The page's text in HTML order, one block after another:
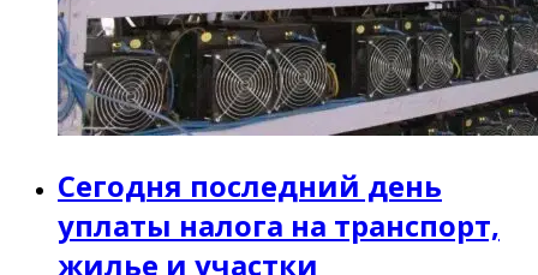
Сегодня последний день
уплаты налога на транспорт,
жилье и участки